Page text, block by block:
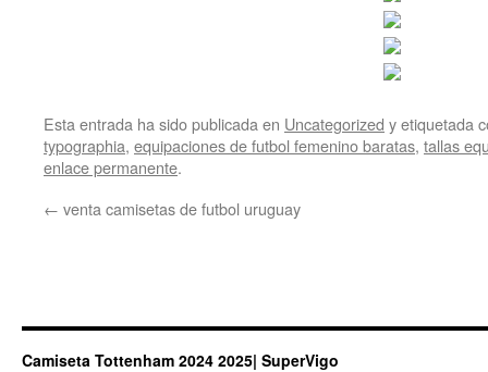
Esta entrada ha sido publicada en Uncategorized y etiquetada
typographia, equipaciones de futbol femenino baratas, tallas
enlace permanente.
← venta camisetas de futbol uruguay
Camiseta Tottenham 2024 2025| SuperVigo